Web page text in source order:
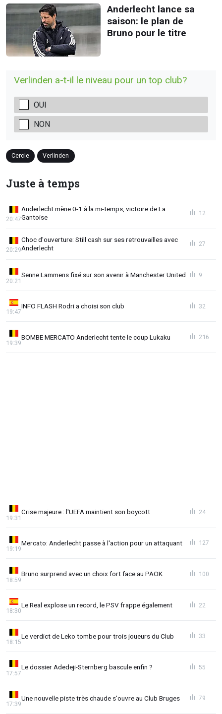
Anderlecht lance sa
saison: le plan de
Bruno pour le titre
Verlinden a-t-il le niveau pour un top club?
OUI
NON
Cercle Verlinden
Juste à temps
Anderlecht mène 0-1 à la mi-temps, victoire de La
Gantoise
20:47
12
Choc d'ouverture: Still cash sur ses retrouvailles avec
Anderlecht
20:29
27
Senne Lammens fixé sur son avenir à Manchester United
20:21
9
INFO FLASH Rodri a choisi son club
19:47
32
BOMBE MERCATO Anderlecht tente le coup Lukaku
19:39
216
Crise majeure : l'UEFA maintient son boycott
19:31
24
Mercato: Anderlecht passe à l'action pour un attaquant
19:19
127
Bruno surprend avec un choix fort face au PAOK
18:59
100
Le Real explose un record, le PSV frappe également
18:30
22
Le verdict de Leko tombe pour trois joueurs du Club
18:15
33
Le dossier Adedeji-Sternberg bascule enfin ?
17:57
55
Une nouvelle piste très chaude s'ouvre au Club Bruges
17:39
79